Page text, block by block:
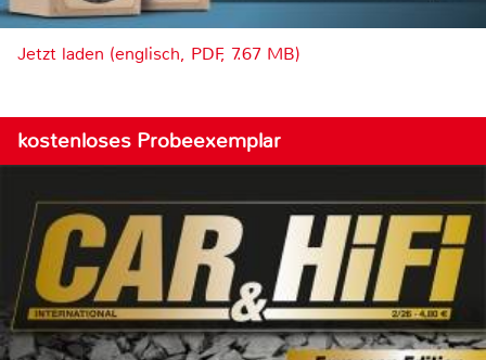
Jetzt laden (englisch, PDF, 7.67 MB)
kostenloses Probeexemplar